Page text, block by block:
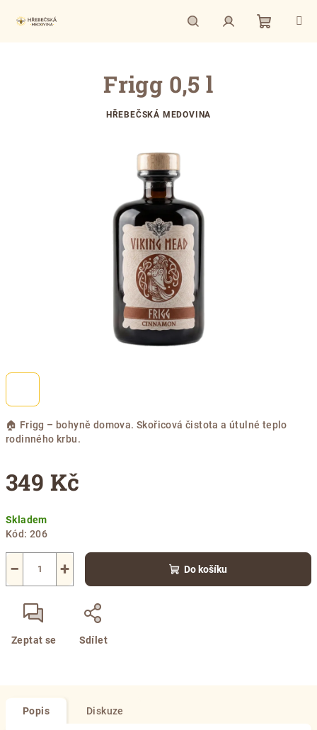
🏠 Frigg – bohyně domova. Skořicová čistota a útulné teplo
rodinného krbu.
349 Kč
cena:
Skladem
Kód: 206
+
− Do košíku
Zeptat se Sdílet
Frigg 0,5 l
HŘEBEČSKÁ MEDOVINA
Popis Diskuze